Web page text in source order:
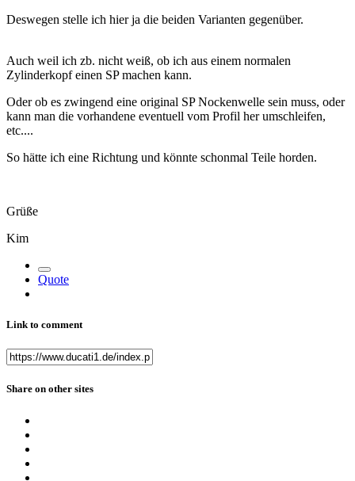
Deswegen stelle ich hier ja die beiden Varianten gegenüber.
Auch weil ich zb. nicht weiß, ob ich aus einem normalen
Zylinderkopf einen SP machen kann.
Oder ob es zwingend eine original SP Nockenwelle sein muss, oder
kann man die vorhandene eventuell vom Profil her umschleifen,
etc....
So hätte ich eine Richtung und könnte schonmal Teile horden.
Grüße
Kim
Quote
Link to comment
Share on other sites